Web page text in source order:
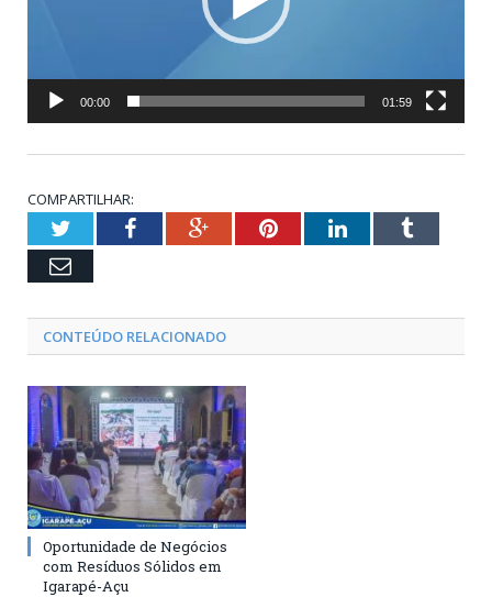
00:00 01:59
COMPARTILHAR:
TwitterFacebookGoogle+PinterestLinkedInTumblr
Email
CONTEÚDO RELACIONADO
Oportunidade de Negócios
com Resíduos Sólidos em
Igarapé-Açu